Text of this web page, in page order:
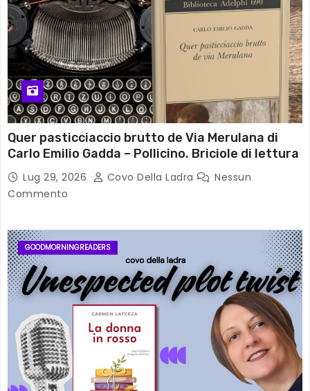
Quer pasticciaccio brutto de Via Merulana di
Carlo Emilio Gadda – Pollicino. Briciole di lettura
Lug 29, 2026 Covo Della Ladra
Nessun
Commento
GOODMORNINGREADERS